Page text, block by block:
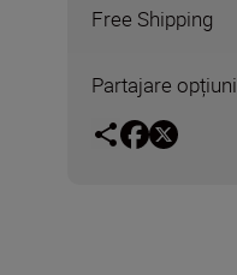
Free Shipping
Partajare opțiuni